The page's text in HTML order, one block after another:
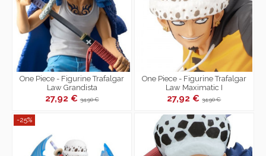
One Piece - Figurine Trafalgar
Law Grandista
27,92 €34,90 €
One Piece - Figurine Trafalgar
Law Maximatic I
27,92 €34,90 €
-25%